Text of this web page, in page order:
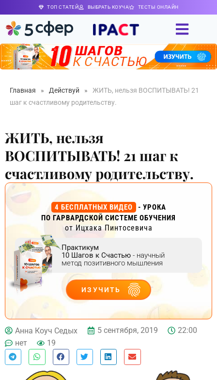
ТОП СТАТЕЙ ВЫБРАТЬ КОУЧА ТЕСТЫ ОНЛАЙН
Главная » Действуй »
ЖИТЬ, нельзя ВОСПИТЫВАТЬ! 21
шаг к счастливому родительству.
ЖИТЬ, нельзя
ВОСПИТЫВАТЬ! 21 шаг к
счастливому родительству.
4 БЕСПЛАТНЫХ ВИДЕО
- УРОКА
ПО ГАРВАРДСКОЙ СИСТЕМЕ ОБУЧЕНИЯ
от Ицхака Пинтосевича
Практикум
10 Шагов к Счастью - научный
метод позитивного мышления
ИЗУЧИТЬ
ДЕЙСТВУЙ
Анна Коуч Седых 5 сентября, 2019
22:00
нет
19